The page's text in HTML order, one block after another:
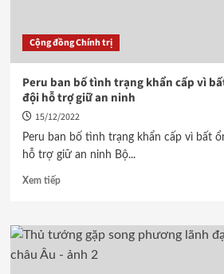
Cộng đồng Chính trị
Peru ban bố tình trạng khẩn cấp vì
đội hỗ trợ giữ an ninh
15/12/2022
Peru ban bố tình trạng khẩn cấp vì bất
hỗ trợ giữ an ninh Bộ...
Xem tiếp